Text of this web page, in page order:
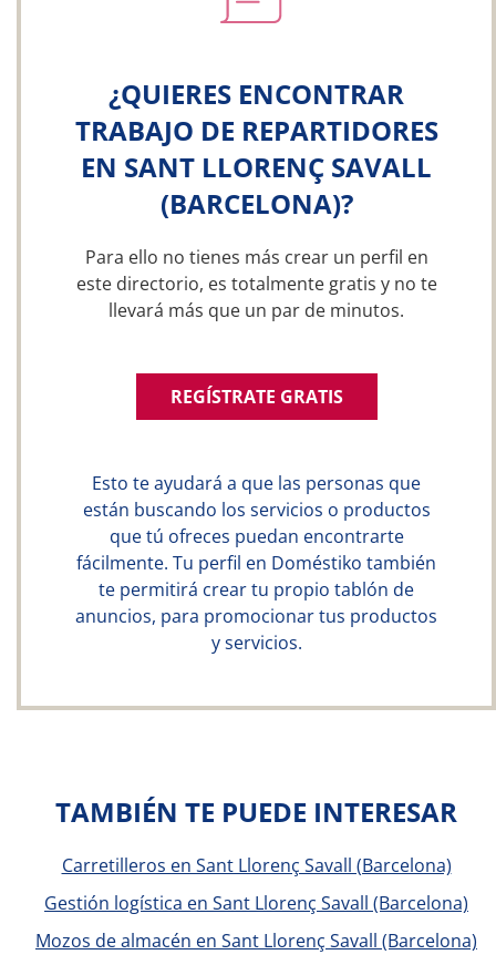
¿QUIERES ENCONTRAR
TRABAJO DE REPARTIDORES
EN SANT LLORENÇ SAVALL
(BARCELONA)?
Para ello no tienes más crear un perfil en
este directorio, es totalmente gratis y no te
llevará más que un par de minutos.
REGÍSTRATE GRATIS
Esto te ayudará a que las personas que
están buscando los servicios o productos
que tú ofreces puedan encontrarte
fácilmente. Tu perfil en Doméstiko también
te permitirá crear tu propio tablón de
anuncios, para promocionar tus productos
y servicios.
TAMBIÉN TE PUEDE INTERESAR
Carretilleros en Sant Llorenç Savall (Barcelona)
Gestión logística en Sant Llorenç Savall (Barcelona)
Mozos de almacén en Sant Llorenç Savall (Barcelona)